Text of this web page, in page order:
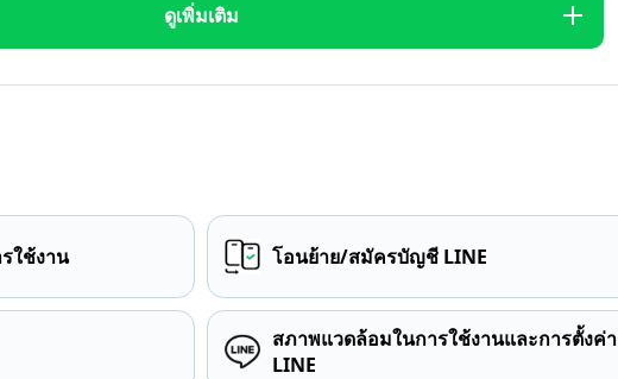
ดูเพิ่มเติม
ใช้งาน โอนย้าย/สมัครบัญชี LINE
สภาพแวดล้อมในการใช้งานและการตั้งค่า
LINE